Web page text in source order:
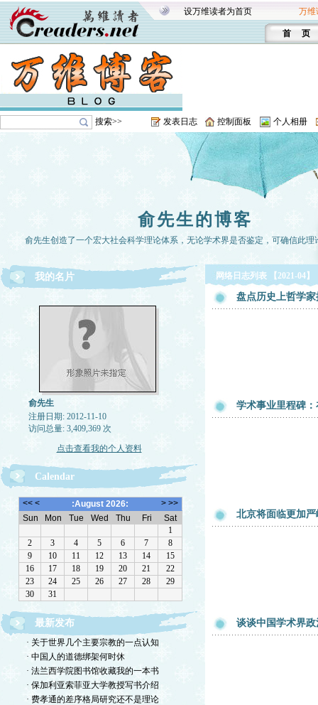
设万维读者为首页 万维
首 页
搜索>> 发表日志 控制面板 个人相册
俞先生的博客
俞先生创造了一个宏大社会科学理论体系，无论学术界是否鉴定，可确信此理
我的名片
俞先生
注册日期: 2012-11-10
访问总量: 3,409,369 次
点击查看我的个人资料
Calendar
最新发布
· 关于世界几个主要宗教的一点认知
· 中国人的道德绑架何时休
· 法兰西学院图书馆收藏我的一本书
· 保加利亚索菲亚大学教授写书介绍
· 费孝通的差序格局研究还不是理论
网络日志列表 【2021-04】
盘点历史上哲学
学术事业里程碑
北京将面临更加
谈谈中国学术界